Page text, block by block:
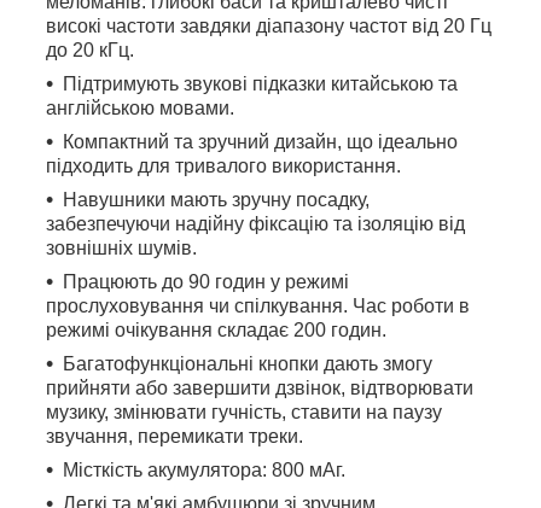
високі частоти завдяки діапазону частот від 20 Гц
до 20 кГц.
Підтримують звукові підказки китайською та
англійською мовами.
Компактний та зручний дизайн, що ідеально
підходить для тривалого використання.
Навушники мають зручну посадку,
забезпечуючи надійну фіксацію та ізоляцію від
зовнішніх шумів.
Працюють до 90 годин у режимі
прослуховування чи спілкування. Час роботи в
режимі очікування складає 200 годин.
Багатофункціональні кнопки дають змогу
прийняти або завершити дзвінок, відтворювати
музику, змінювати гучність, ставити на паузу
звучання, перемикати треки.
Місткість акумулятора: 800 мАг.
Легкі та м'які амбушюри зі зручним